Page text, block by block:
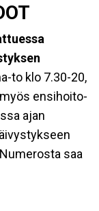
to klo 7.30-20,
ensihoito-
ajan
saa